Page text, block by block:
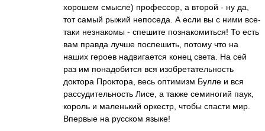
хорошем смысле) профессор, а второй - ну да,
тот самый рыжий непоседа. А если вы с ними все-
таки незнакомы - спешите познакомиться! То есть
вам правда лучше поспешить, потому что на
наших героев надвигается конец света. На сей
раз им понадобится вся изобретательность
доктора Проктора, весь оптимизм Булле и вся
рассудительность Лисе, а также семиногий паук,
король и маленький оркестр, чтобы спасти мир.
Впервые на русском языке!